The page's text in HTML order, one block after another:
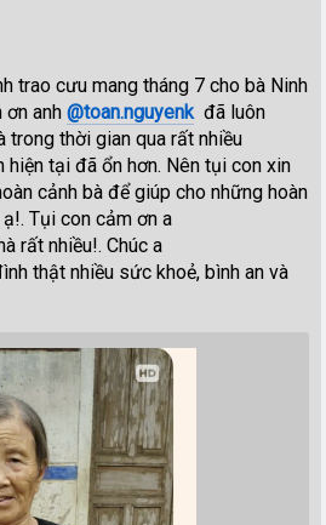
trao cưu mang tháng 7 cho bà Ninh
ơn anh@toan.nguyenk đã luôn
trong thời gian qua rất nhiều
hiện tại đã ổn hơn. Nên tụi con xin
cảnh bà để giúp cho những hoàn
Tụi con cảm ơn a
rất nhiều!. Chúc a
thật nhiều sức khoẻ, bình an và